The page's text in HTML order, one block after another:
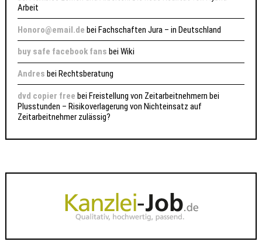
Arbeit
Honoro@email.de beiFachschaften Jura – in Deutschland
buy safe facebook fans beiWiki
Andres beiRechtsberatung
dvd copier free beiFreistellung von Zeitarbeitnehmern bei
Plusstunden – Risikoverlagerung von Nichteinsatz auf
Zeitarbeitnehmer zulässig?